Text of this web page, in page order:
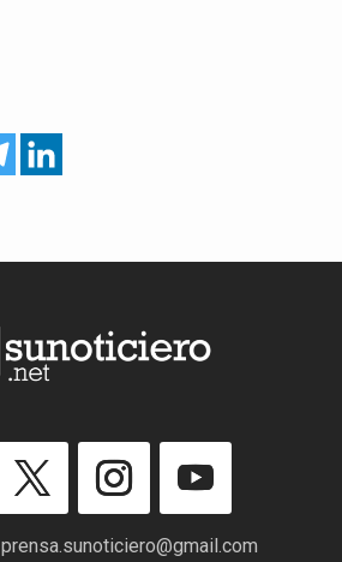
prensa.sunoticiero@gmail.com